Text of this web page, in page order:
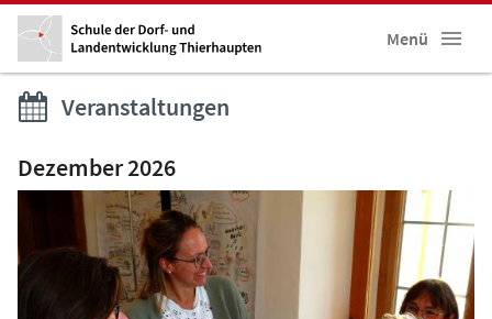
Menü
Veranstaltungen
Dezember 2026